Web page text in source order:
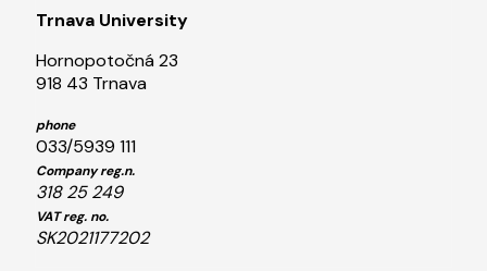
Trnava University
Hornopotočná 23
918 43 Trnava
phone
033/5939 111
Company reg.n.
318 25 249
VAT reg. no.
SK2021177202